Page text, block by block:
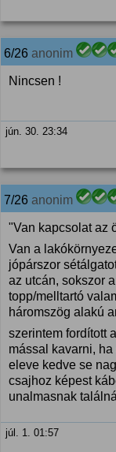
6/26 anonim
Nincsen !
jún. 30. 23:34
7/26 anonim
"Van kapcsolat az
Van a
jópárszor
az utcán, sokszor
topp/melltartó
háromszög alakú
szerintem fordított
mással kavarni,
eleve kedve se
csajhoz képest
unalmasnak
júl. 1. 01:57